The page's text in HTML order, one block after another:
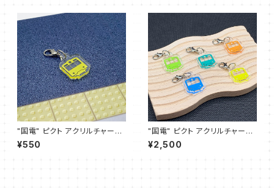
"国電" ピクト アクリルチャーム
(カナリア)
¥550
"国電" ピクト アクリルチャーム
(全5色セット)
¥2,500